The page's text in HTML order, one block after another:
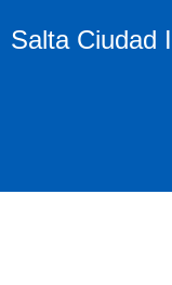
Salta Ciudad